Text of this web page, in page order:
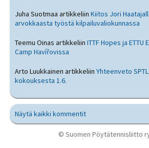
Juha Suotmaa artikkeliinKiitos Jori
arvokkaasta työstä kilpailuvaliokunnassa
Teemu Oinas artikkeliinITTF Hopes ja
Camp Havířovissa
Arto Luukkainen artikkeliinYhteenveto
kokouksesta 1.6.
Näytä kaikki kommentit
© Suomen Pöytätennisliitto